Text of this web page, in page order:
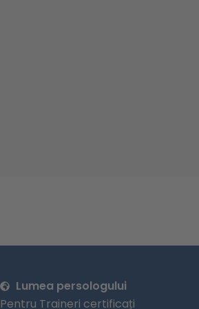
Lumea persologului
Pentru Traineri certificați